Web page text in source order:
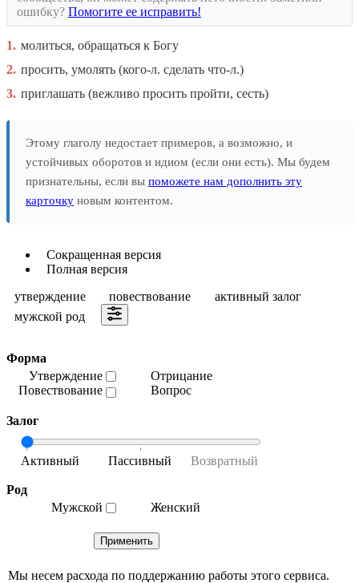
ошибку? Помогите ее исправить!
1. молиться, обращаться к Богу
2. просить, умолять (кого-л. сделать что-л.)
3. приглашать (вежливо просить пройти, сесть)
Этому глаголу недостает примеров, а возможно, и
устойчивых оборотов и идиом (если они есть). Мы будем
признательны, если вы поможете нам дополнить эту
карточку новым контентом.
Сокращенная версия
Полная версия
утверждение
повествование
активный залог
мужской род
Форма
Утверждение
Повествование
Отрицание
Вопрос
Залог
Род
Мужской
Женский
Мы несем расхода по поддержанию работы этого сервиса.